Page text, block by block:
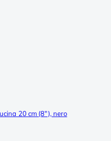
20 cm (8"), nero